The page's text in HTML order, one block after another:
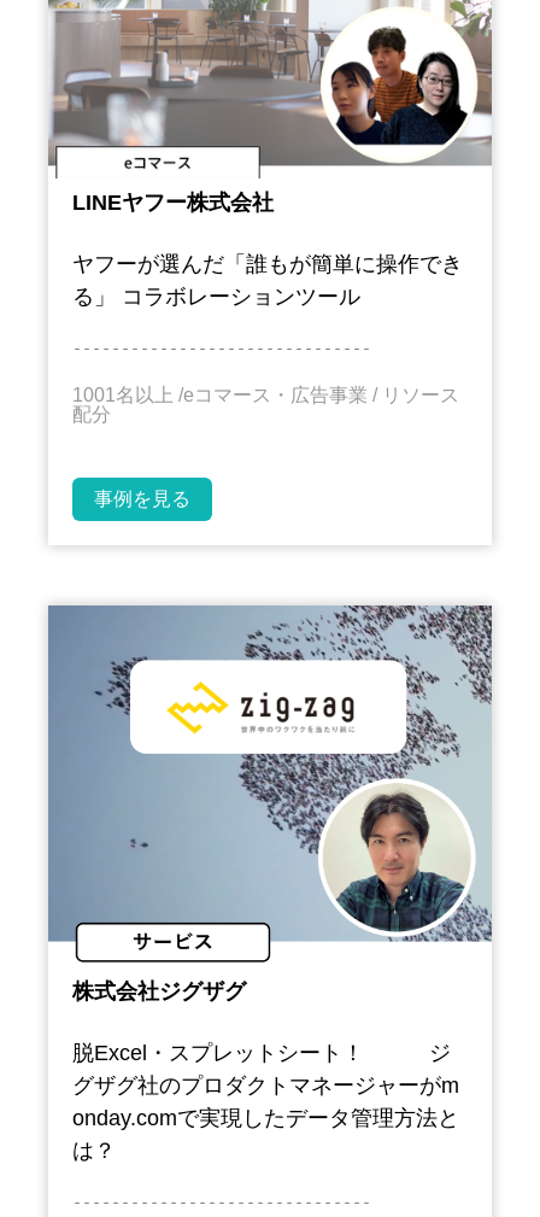
LINEヤフー株式会社
ヤフーが選んだ「誰もが簡単に操作でき
る」 コラボレーションツール
－－－－－－－－－－－－－－－－－－－－－－－－－－－－－－－
1001名以上 /eコマース・広告事業 / リソース
配分
事例を見る
株式会社ジグザグ
脱Excel・スプレットシート！ ジ
グザグ社のプロダクトマネージャーがm
onday.comで実現したデータ管理方法と
は？
－－－－－－－－－－－－－－－－－－－－－－－－－－－－－－－